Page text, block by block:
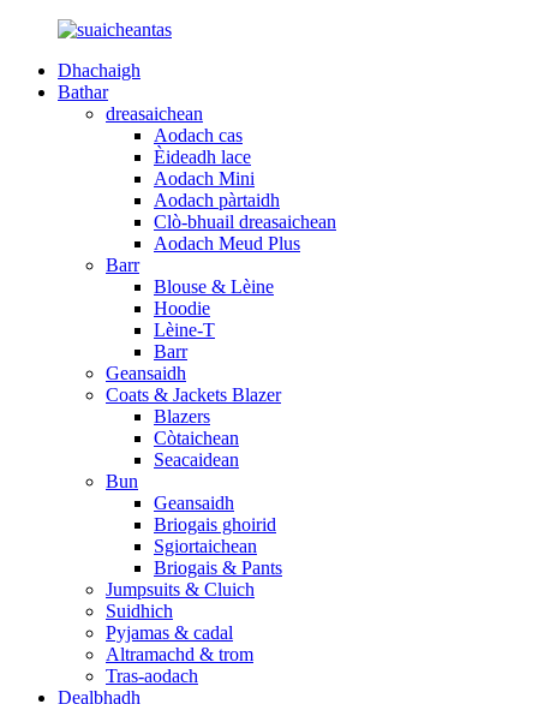
Dhachaigh
Bathar
dreasaichean
Aodach cas
Èideadh lace
Aodach Mini
Aodach pàrtaidh
Clò-bhuail dreasaichean
Aodach Meud Plus
Barr
Blouse & Lèine
Hoodie
Lèine-T
Barr
Geansaidh
Coats & Jackets Blazer
Blazers
Còtaichean
Seacaidean
Bun
Geansaidh
Briogais ghoirid
Sgiortaichean
Briogais & Pants
Jumpsuits & Cluich
Suidhich
Pyjamas & cadal
Altramachd & trom
Tras-aodach
Dealbhadh